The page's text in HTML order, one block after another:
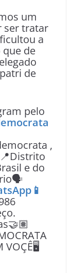
um
ser tratar
a
de
de
pelo
,
e do
VOÇÊ🖥️